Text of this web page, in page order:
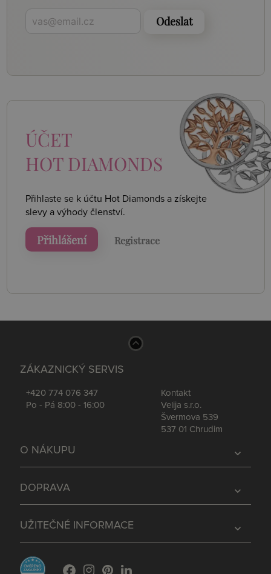
Odeslat
ÚČET
HOT DIAMONDS
Přihlaste se k účtu Hot Diamonds a získejte
slevy a výhody členství.
Přihlášení Registrace
ZÁKAZNICKÝ SERVIS
+420 774 076 347
Po - Pá 8:00 - 16:00
Kontakt
Velija s.r.o.
Švermova 539
537 01 Chrudim
expand_more
O NÁKUPU
expand_more
DOPRAVA
expand_more
UŽITEČNÉ INFORMACE